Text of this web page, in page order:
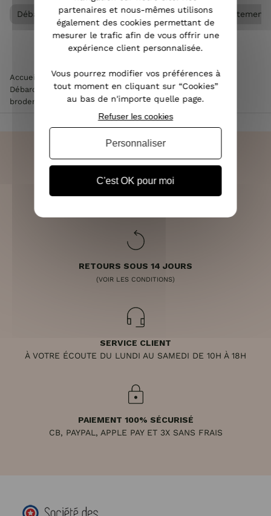
Débardeur femme Tee Shirt / Top femme
Accueil Vêtements femme >Tee Shirt / Top femme >
Débardeur femme >Top vert à bretelles dos et décolleté à
broderies fleuries et boutons
LIVRAISON RAPIDE
RETOURS SOUS 14 JOURS
(VOIR LES CONDITIONS)
SERVICE CLIENT
À VOTRE ÉCOUTE DU LUNDI AU SAMEDI DE 10H À 18H
PAIEMENT 100% SÉCURISÉ
CB, PAYPAL, APPLE PAY ET 3X SANS FRAIS
partenaires et nous-mêmes utilisons
également des cookies permettant de
mesurer le trafic afin de vous offrir une
expérience client personnalisée.
Vous pourrez modifier vos préférences à
tout moment en cliquant sur “Cookies”
au bas de n'importe quelle page.
C'est OK pour moi
Refuser les cookies
Personnaliser